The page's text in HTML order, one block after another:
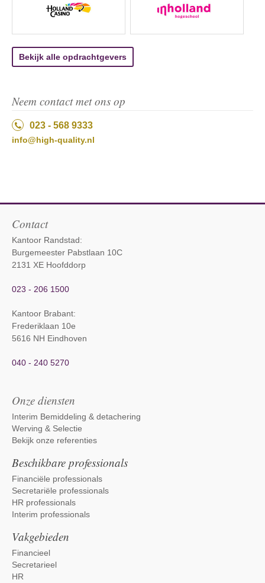
Bekijk alle opdrachtgevers
Neem contact met ons op
023 - 568 9333
info@high-quality.nl
Contact
Kantoor Randstad:
Burgemeester Pabstlaan 10C
2131 XE Hoofddorp
023 - 206 1500
Kantoor Brabant:
Frederiklaan 10e
5616 NH Eindhoven
040 - 240 5270
Onze diensten
Interim Bemiddeling & detachering
Werving & Selectie
Bekijk onze referenties
Beschikbare professionals
Financiële professionals
Secretariële professionals
HR professionals
Interim professionals
Vakgebieden
Financieel
Secretarieel
HR